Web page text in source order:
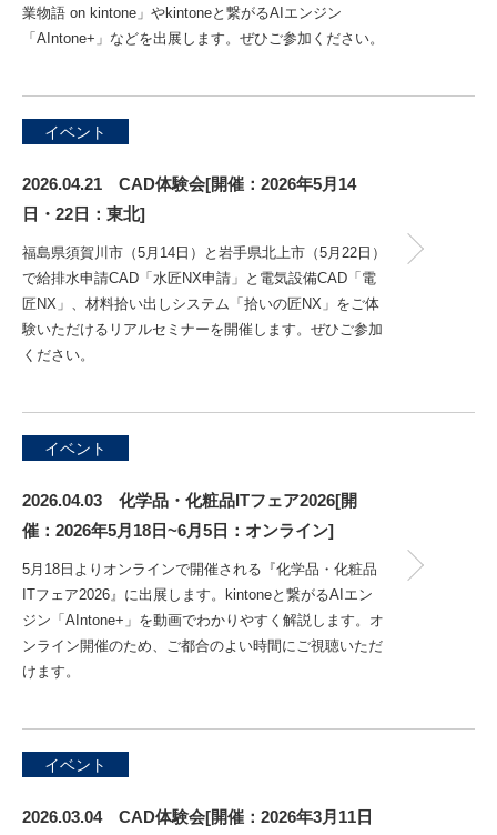
業物語 on kintone」やkintoneと繋がるAIエンジン
「AIntone+」などを出展します。ぜひご参加ください。
イベント
2026.04.21 CAD体験会[開催：2026年5月14
日・22日：東北]
福島県須賀川市（5月14日）と岩手県北上市（5月22日）
で給排水申請CAD「水匠NX申請」と電気設備CAD「電
匠NX」、材料拾い出しシステム「拾いの匠NX」をご体
験いただけるリアルセミナーを開催します。ぜひご参加
ください。
イベント
2026.04.03 化学品・化粧品ITフェア2026[開
催：2026年5月18日~6月5日：オンライン]
5月18日よりオンラインで開催される『化学品・化粧品
ITフェア2026』に出展します。kintoneと繋がるAIエン
ジン「AIntone+」を動画でわかりやすく解説します。オ
ンライン開催のため、ご都合のよい時間にご視聴いただ
けます。
イベント
2026.03.04 CAD体験会[開催：2026年3月11日